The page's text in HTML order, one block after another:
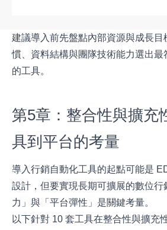
建議導入前先盤點內部資源與成長目
慣、資料結構與團隊技術能力選出最
的工具。
第5章：整合性與擴充
具到平台的考量
導入行銷自動化工具的起點可能是
設計，但要實現長期可擴展的數位行
力」與「平台彈性」是關鍵考量。
以下針對 10 套工具在整合性與擴充